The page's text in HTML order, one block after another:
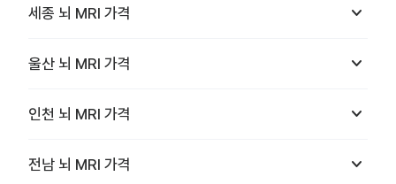
세종 뇌 MRI 가격 keyboard_arrow_down
울산 뇌 MRI 가격 keyboard_arrow_down
인천 뇌 MRI 가격 keyboard_arrow_down
전남 뇌 MRI 가격 keyboard_arrow_down